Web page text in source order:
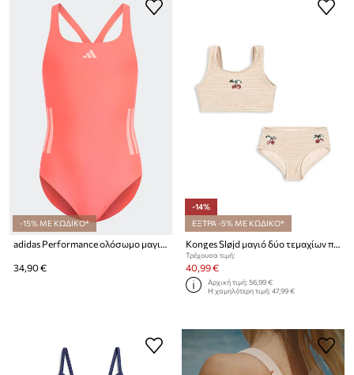
-15% ΜΕ ΚΩΔΙΚΟ*
adidas Performance ολόσωμο μαγιό παιδικό
34,90 €
-14%
ΕΞΤΡΑ -5% ΜΕ ΚΩΔΙΚΟ*
Konges Sløjd μαγιό δύο τεμαχίων παιδικά JADE SWIM BIKINI
Τρέχουσα τιμή:
40,99 €
Αρχική τιμή:56,99 €
Η χαμηλότερη τιμή:47,99 €